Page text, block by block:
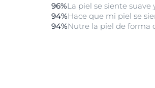
96%La piel se siente suave
94%Hace que mi piel se
94%Nutre la piel de forma